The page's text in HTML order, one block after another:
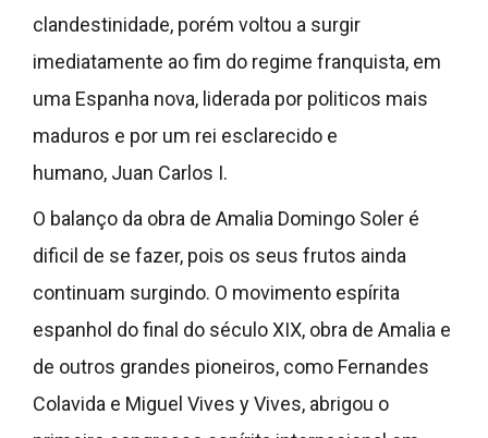
clandestinidade, porém voltou a surgir
imediatamente ao fim do regime franquista, em
uma Espanha nova, liderada por politicos mais
maduros e por um rei esclarecido e
humano, Juan Carlos I.
O balanço da obra de Amalia Domingo Soler é
dificil de se fazer, pois os seus frutos ainda
continuam surgindo. O movimento espírita
espanhol do final do século XIX, obra de Amalia e
de outros grandes pioneiros, como Fernandes
Colavida e Miguel Vives y Vives, abrigou o